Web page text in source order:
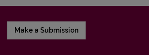
Make a Submission